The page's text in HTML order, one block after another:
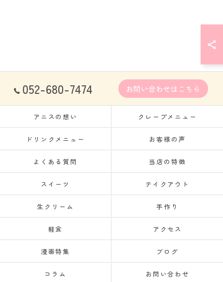
052-680-7474 お問い合わせはこちら
アニスの想い クレープメニュー
ドリンクメニュー お客様の声
よくある質問 当店の特徴
スイーツ テイクアウト
生クリーム 手作り
軽食 アクセス
漫画特集 ブログ
コラム お問い合わせ